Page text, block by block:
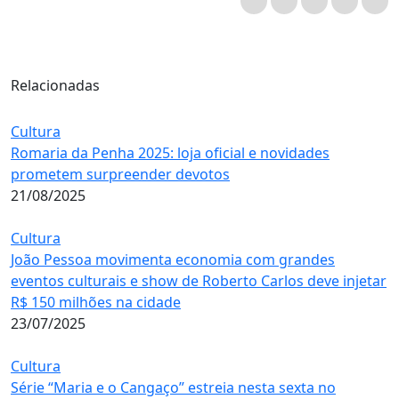
Relacionadas
Cultura
Romaria da Penha 2025: loja oficial e novidades
prometem surpreender devotos
21/08/2025
Cultura
João Pessoa movimenta economia com grandes
eventos culturais e show de Roberto Carlos deve injetar
R$ 150 milhões na cidade
23/07/2025
Cultura
Série “Maria e o Cangaço” estreia nesta sexta no